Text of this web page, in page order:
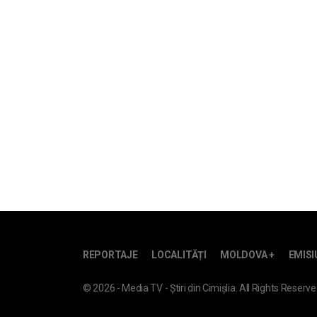
REPORTAJE LOCALITĂȚI MOLDOVA +
© 2026 - Media TV - Știri din Cimișlia. All Rights